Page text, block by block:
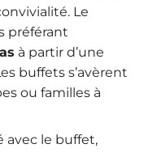
Le
préférant
à partir d’une
buffets s’avèrent
ou familles à
avec le buffet,